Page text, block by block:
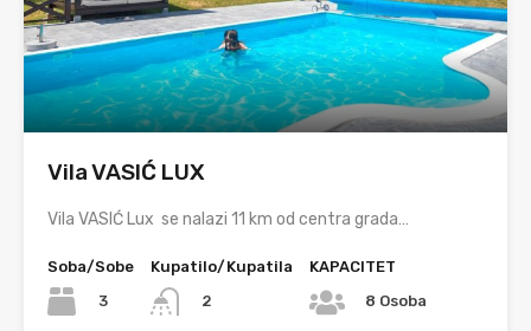
Vila VASIĆ LUX
Vila VASIĆ Lux se nalazi 11 km od centra grada…
Soba/Sobe
3
Kupatilo/Kupatila
2
KAPACITET
8 Osoba